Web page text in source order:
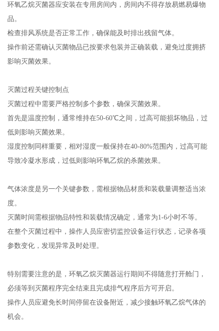
环氧乙烷灭菌器应安装在专用房间内，房间内不得存放易燃易爆物
品。
检查排风系统是否正常工作，确保能及时排出残留气体。
操作前还需确认灭菌物品已按要求包装并正确装载，避免过度拥挤
影响灭菌效果。
灭菌过程关键控制点
灭菌过程中需要严格控制多个参数，确保灭菌效果。
首先是温度控制，通常维持在50-60℃之间，过高可能损坏物品，过
低则影响灭菌效果。
湿度控制同样重要，相对湿度一般保持在40-80%范围内，过高可能
导致冷凝水形成，过低则影响环氧乙烷的杀菌效果。
气体浓度是另一个关键参数，需根据物品材质和装载量调整适当浓
度。
灭菌时间需根据物品特性和装载情况确定，通常为1-6小时不等。
在整个灭菌过程中，操作人员应密切监控设备运行状态，记录各项
参数变化，发现异常及时处理。
特别需要注意的是，环氧乙烷灭菌器运行期间不得随意打开舱门，
必须等到灭菌程序完全结束且完成排气程序后方可开启。
操作人员应避免长时间停留在设备附近，减少接触环氧乙烷气体的
机会。